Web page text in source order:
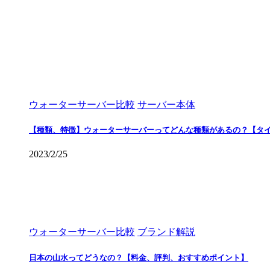
ウォーターサーバー比較 サーバー本体
【種類、特徴】ウォーターサーバーってどんな種類があるの？【タ
2023/2/25
ウォーターサーバー比較 ブランド解説
日本の山水ってどうなの？【料金、評判、おすすめポイント】